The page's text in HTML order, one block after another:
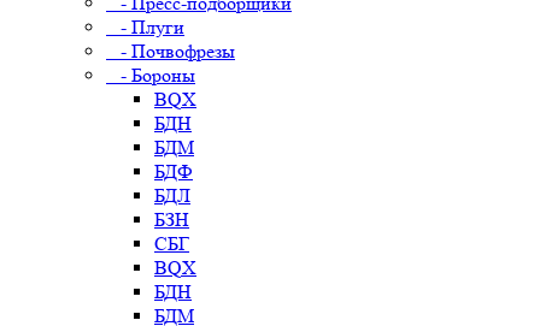
- Плуги
- Почвофрезы
- Бороны
BQX
БДН
БДМ
БДФ
БДЛ
БЗН
СБГ
BQX
БДН
БДМ